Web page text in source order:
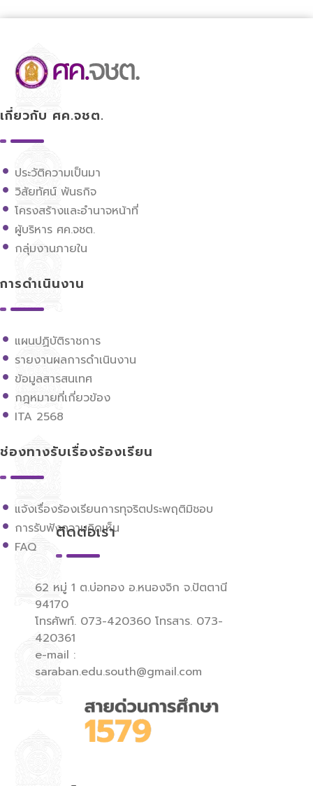
เกี่ยวกับ ศค.จชต.
ประวัติความเป็นมา
วิสัยทัศน์ พันธกิจ
โครงสร้างและอำนาจหน้าที่
ผู้บริหาร ศค.จชต.
กลุ่มงานภายใน
การดำเนินงาน
แผนปฏิบัติราชการ
รายงานผลการดำเนินงาน
ข้อมูลสารสนเทศ
กฎหมายที่เกี่ยวข้อง
ITA 2568
ช่องทางรับเรื่องร้องเรียน
แจ้งเรื่องร้องเรียนการทุจริตประพฤติมิชอบ
การรับฟังความคิดเห็น
FAQ
ติดต่อเรา
62 หมู่ 1 ต.บ่อทอง อ.หนองจิก จ.ปัตตานี
94170
โทรศัพท์. 073-420360 โทรสาร. 073-
420361
e-mail :
saraban.edu.south@gmail.com